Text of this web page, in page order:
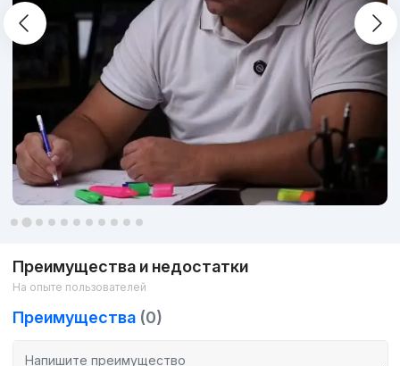
Преимущества и недостатки
На опыте пользователей
Преимущества (0)